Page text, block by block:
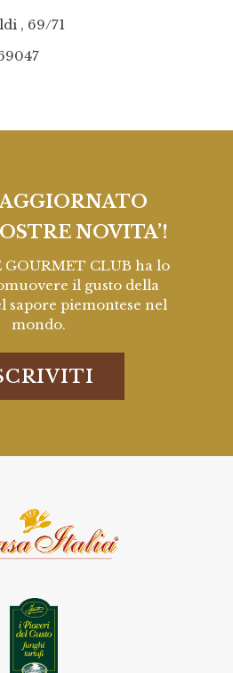
, 69/71
NOVITA’!
GOURMET CLUB ha lo
il gusto della
sapore piemontese nel
mondo.